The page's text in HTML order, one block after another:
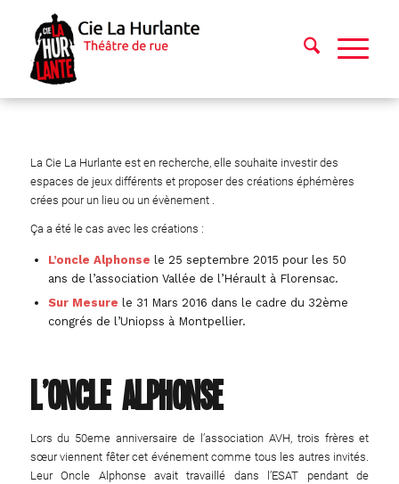
La Cie La Hurlante est en recherche, elle souhaite investir des
espaces de jeux différents et proposer des créations éphémères
crées pour un lieu ou un évènement .
Ça a été le cas avec les créations :
L’oncle Alphonse le 25 septembre 2015 pour les 50
ans de l’association Vallée de l’Hérault à Florensac.
Sur Mesure le 31 Mars 2016 dans le cadre du 32ème
congrés de l’Uniopss à Montpellier.
L’oncle Alphonse
Lors du 50eme anniversaire de l’association AVH, trois frères et
sœur viennent fêter cet événement comme tous les autres invités.
Leur Oncle Alphonse avait travaillé dans l’ESAT pendant de